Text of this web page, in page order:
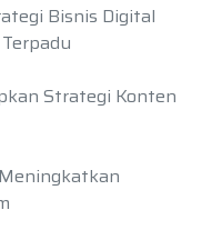
Bisnis Digital
Strategi Konten